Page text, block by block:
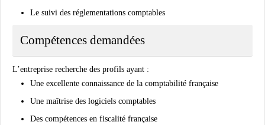
Le suivi des réglementations comptables
Compétences demandées
L’entreprise recherche des profils ayant :
Une excellente connaissance de la comptabilité française
Une maîtrise des logiciels comptables
Des compétences en fiscalité française